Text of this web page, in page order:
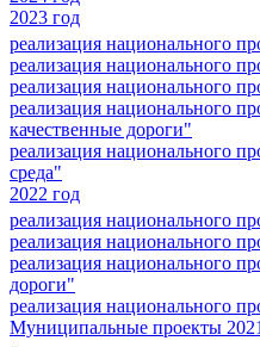
2023 год
реализация национального
реализация национального
реализация национального
реализация национального
качественные дороги"
реализация национального
среда"
2022 год
реализация национального
реализация национального
реализация национального
дороги"
реализация национального
Муниципальные проекты